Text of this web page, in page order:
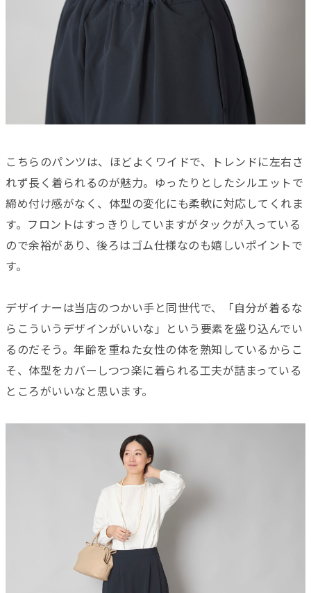
こちらのパンツは、ほどよくワイドで、トレンドに左右さ
れず長く着られるのが魅力。ゆったりとしたシルエットで
締め付け感がなく、体型の変化にも柔軟に対応してくれま
す。フロントはすっきりしていますがタックが入っている
ので余裕があり、後ろはゴム仕様なのも嬉しいポイントで
す。
デザイナーは当店のつかい手と同世代で、「自分が着るな
らこういうデザインがいいな」という要素を盛り込んでい
るのだそう。年齢を重ねた女性の体を熟知しているからこ
そ、体型をカバーしつつ楽に着られる工夫が詰まっている
ところがいいなと思います。